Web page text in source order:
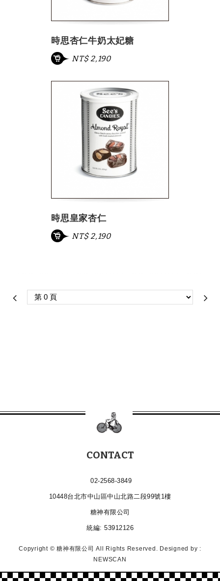
時思杏仁牛奶太妃糖
NT$ 2,190
時思皇家杏仁
NT$ 2,190
CONTACT
02-2568-3849
10448台北市中山區中山北路二段99號1樓
糖神有限公司
統編: 53912126
Copyright © 糖神有限公司 All Rights Reserved. Designed by :
NEWSCAN